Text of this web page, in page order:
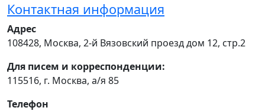
Контактная информация
Адрес
108428, Москва, 2-й Вязовский проезд дом 12, стр.2
Для писем и корреспонденции:
115516, г. Москва, а/я 85
Телефон